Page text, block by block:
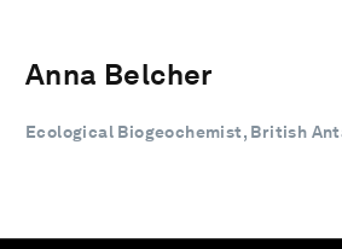
Anna Belcher
Ecological Biogeochemist, British